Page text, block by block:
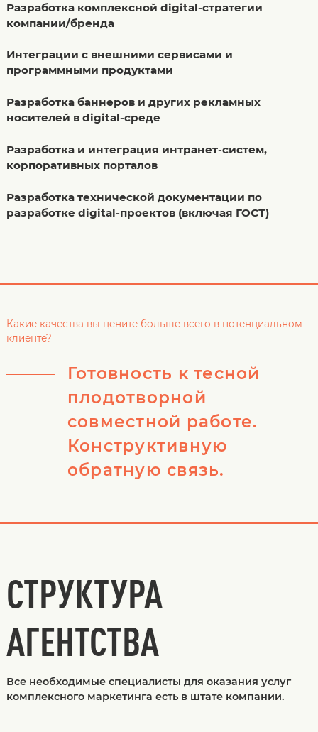
Разработка комплексной digital-стратегии
компании/бренда
Интеграции с внешними сервисами и
программными продуктами
Разработка баннеров и других рекламных
носителей в digital-среде
Разработка и интеграция интранет-систем,
корпоративных порталов
Разработка технической документации по
разработке digital-проектов (включая ГОСТ)
Какие качества вы цените больше всего в потенциальном
клиенте?
Готовность к тесной
плодотворной
совместной работе.
Конструктивную
обратную связь.
СТРУКТУРА
АГЕНТСТВА
Все необходимые специалисты для оказания услуг
комплексного маркетинга есть в штате компании.